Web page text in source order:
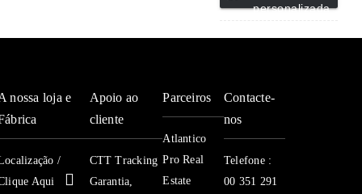
Túnicapersonalizada
nossa loja e
/
Aqui
Apoio ao
cliente
CTT Tracking
Garantia,
Parceiros
Atlantico
Pro Real
Estate
Contacte-
nos
Telefone :
00 351 291